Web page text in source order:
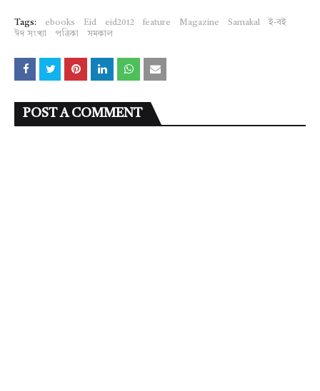
Tags: ebooks Eid eid2012 feature Magazine Samakal
ই-বই
ঈদ সংখ্যা
পত্রিকা সমকাল
POST A COMMENT